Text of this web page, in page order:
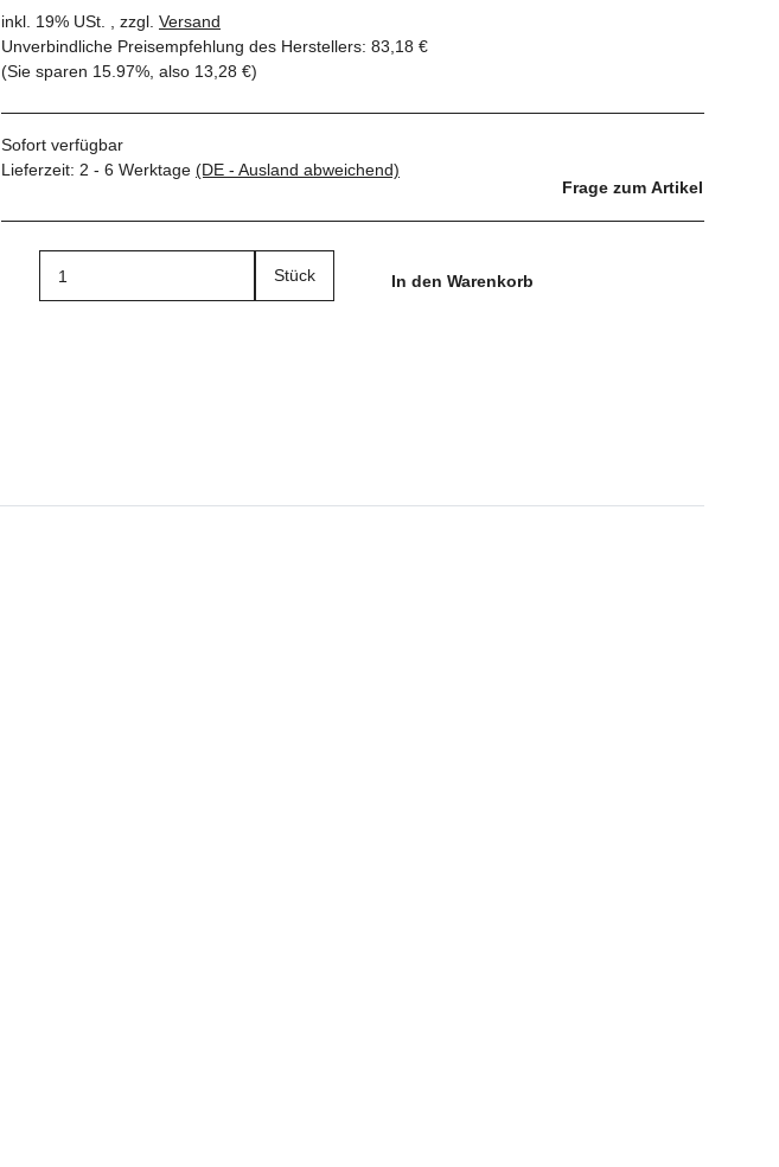
inkl. 19% USt. , zzgl. Versand
Unverbindliche Preisempfehlung des Herstellers: 83,18 €
(Sie sparen 15.97%, also 13,28 €)
Sofort verfügbar
Lieferzeit: 2 - 6 Werktage (DE - Ausland abweichend)
Frage zum Artikel
Stück In den Warenkorb